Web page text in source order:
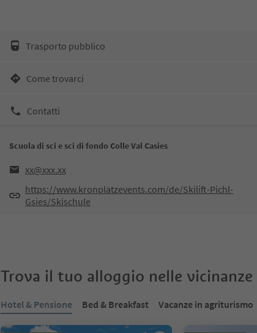
Trasporto pubblico
Come trovarci
Contatti
Scuola di sci e sci di fondo Colle Val Casies
xx@xxx.xx
https://www.kronplatzevents.com/de/Skilift-Pichl-
Gsies/Skischule
Trova il tuo alloggio nelle vicinanze
Hotel & Pensione Bed & Breakfast Vacanze in agriturismo